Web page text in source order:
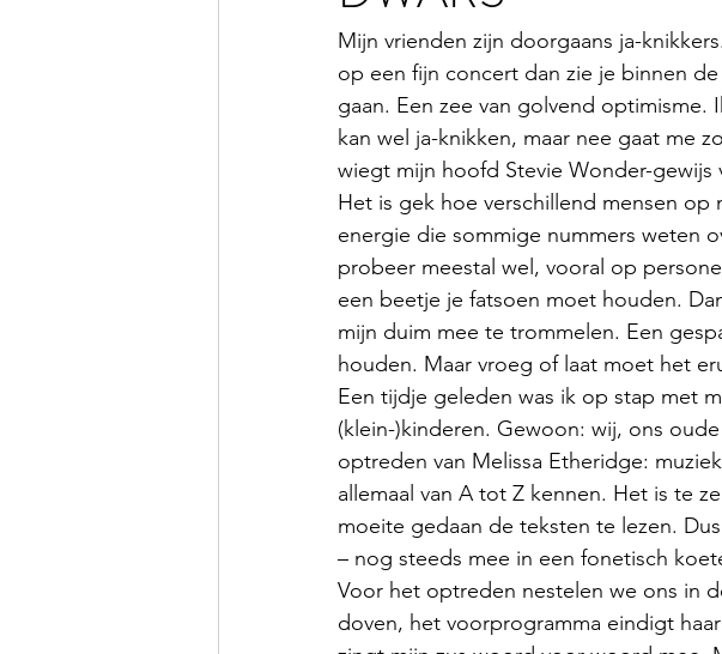
Mijn vrienden zijn doorgaans ja-
op een fijn concert dan zie je binnen
gaan. Een zee van golvend
kan wel ja-knikken, maar nee gaat me
wiegt mijn hoofd Stevie Wonder-gewijs
Het is gek hoe verschillend mensen op
energie die sommige nummers weten
probeer meestal wel, vooral op
een beetje je fatsoen moet houden.
mijn duim mee te trommelen. Een
houden. Maar vroeg of laat moet het
Een tijdje geleden was ik op stap met
(klein-)kinderen. Gewoon: wij, ons
optreden van Melissa Etheridge:
allemaal van A tot Z kennen. Het is te
moeite gedaan de teksten te lezen.
– nog steeds mee in een fonetisch
Voor het optreden nestelen we ons in
doven, het voorprogramma eindigt